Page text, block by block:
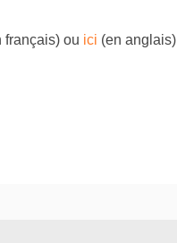
ou ici (en anglais)